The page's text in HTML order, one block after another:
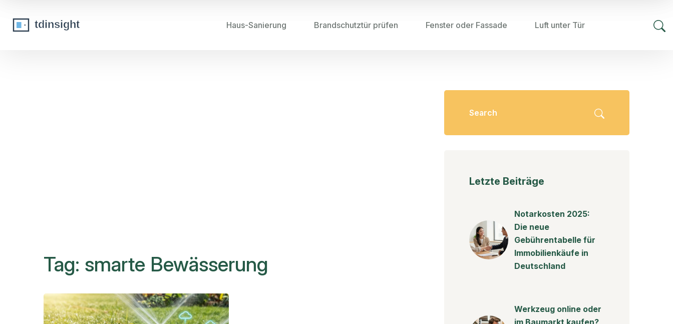
Haus-Sanierung Brandschutztür prüfen Fenster oder Fassade Luft unter Tür
Tag: smarte Bewässerung
Letzte Beiträge
Notarkosten 2025:
Die neue
Gebührentabelle für
Immobilienkäufe in
Deutschland
Werkzeug online oder
im Baumarkt kaufen?